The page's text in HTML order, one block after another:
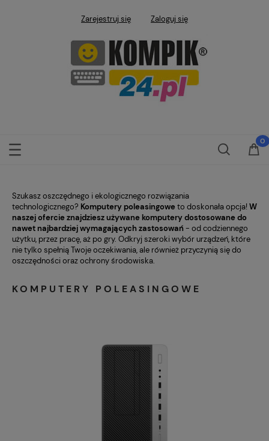
Zarejestruj się Zaloguj się
Szukasz oszczędnego i ekologicznego rozwiązania
technologicznego? Komputery poleasingoweto doskonała opcja! W
naszej ofercie znajdziesz używane komputery dostosowane do
nawet najbardziej wymagających zastosowań - od codziennego
użytku, przez pracę, aż po gry. Odkryj szeroki wybór urządzeń, które
nie tylko spełnią Twoje oczekiwania, ale również przyczynią się do
oszczędności oraz ochrony środowiska.
KOMPUTERY POLEASINGOWE